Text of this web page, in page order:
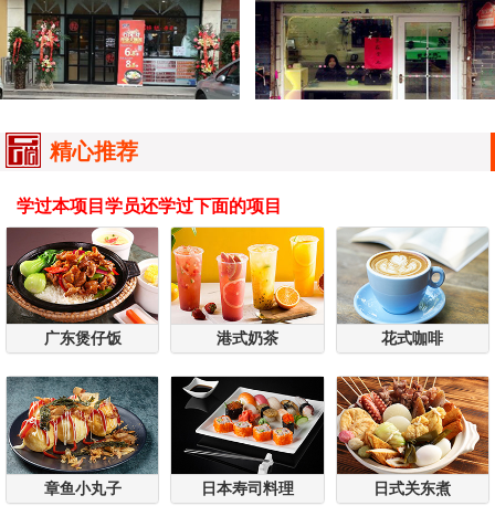
精心推荐
学过本项目学员还学过下面的项目
广东煲仔饭 港式奶茶 花式咖啡
章鱼小丸子 日本寿司料理 日式关东煮